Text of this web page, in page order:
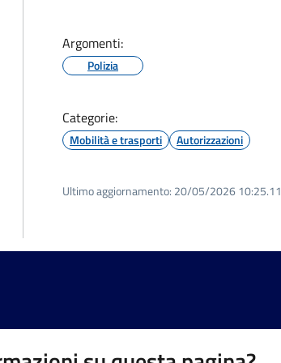
Argomenti:
Polizia
Categorie:
Mobilità e trasporti Autorizzazioni
Ultimo aggiornamento: 20/05/2026 10:25.11